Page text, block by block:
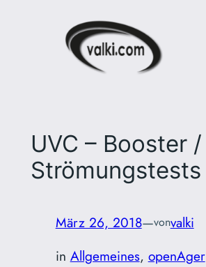
UVC – Booster /
Strömungstests
März 26, 2018—vonvalki
in Allgemeines, openAger